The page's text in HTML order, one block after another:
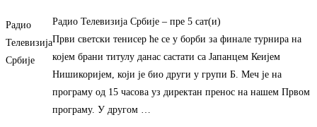
Радио
Телевизија
Србије
Радио Телевизија Србије – ‎пре 5 сат(и)‎
Први светски тенисер ће се у борби за финале турнира на
којем брани титулу данас састати са Јапанцем Кеијем
Нишикоријем, који је био други у групи Б. Меч је на
програму од 15 часова уз директан пренос на нашем Првом
програму. У другом …